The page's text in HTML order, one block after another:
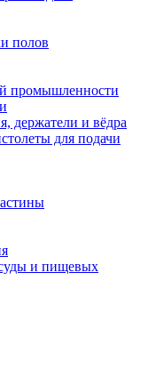
полов
промышленности
держатели и вёдра
для подачи
и пищевых